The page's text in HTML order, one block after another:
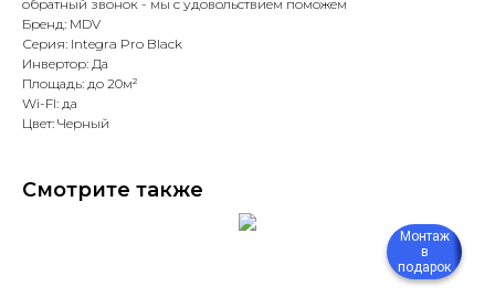
обратный звонок - мы с удовольствием поможем
Бренд: MDV
Серия: Integra Pro Black
Инвертор: Да
Площадь: до 20м²
Wi-FI: да
Цвет: Черный
Смотрите также
Монтаж
в
подарок